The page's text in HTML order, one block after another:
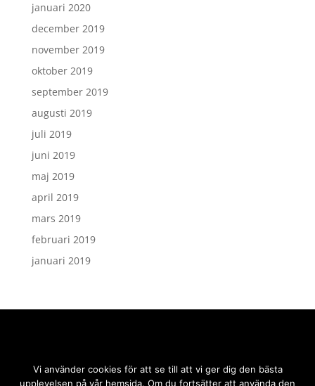
januari 2020
december 2019
november 2019
oktober 2019
september 2019
augusti 2019
juli 2019
juni 2019
maj 2019
april 2019
mars 2019
februari 2019
januari 2019
Vi använder cookies för att se till att vi ger dig den bästa
upplevelsen på vår hemsida. Om du fortsätter att använda den